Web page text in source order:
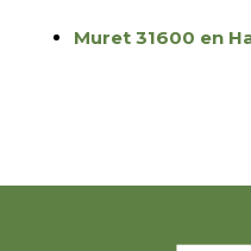
Muret 31600 en